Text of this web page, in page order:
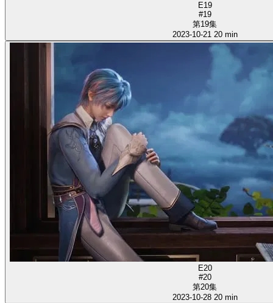
E19
#19
第19集
2023-10-21 20 min
E20
#20
第20集
2023-10-28 20 min